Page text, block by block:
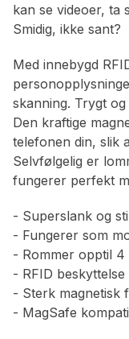
kan se videoer, ta
Smidig, ikke sant?
Med innebygd
skanning. Trygt
Den kraftige
telefonen din, slik
Selvfølgelig er
fungerer perfekt
- Superslank og
- Fungerer som
- Rommer opptil
- RFID
- Sterk magnetisk
- MagSafe